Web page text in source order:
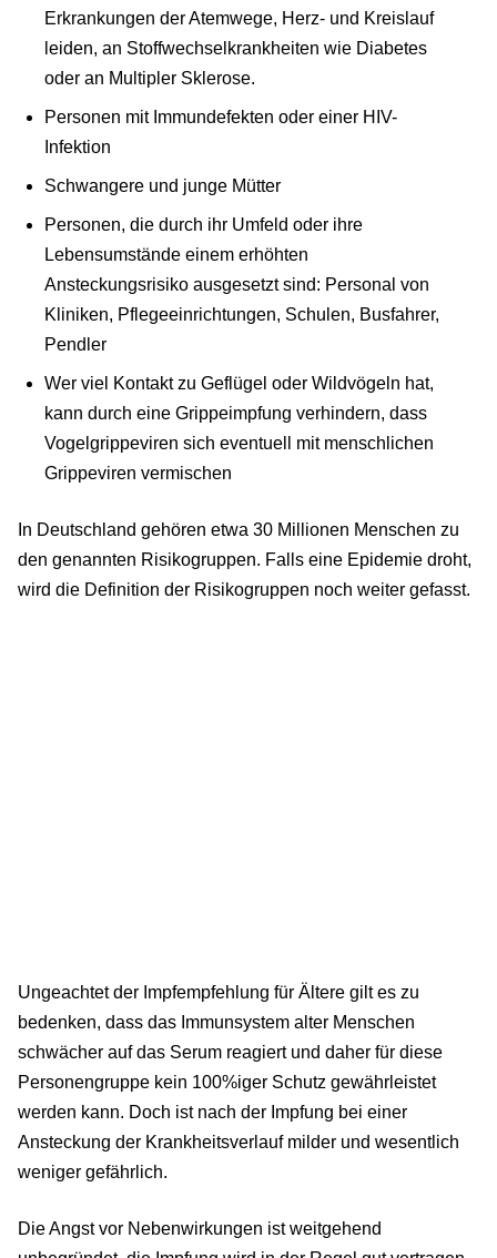
Erkrankungen der Atemwege, Herz- und Kreislauf
leiden, an Stoffwechselkrankheiten wie Diabetes
oder an Multipler Sklerose.
Personen mit Immundefekten oder einer HIV-
Infektion
Schwangere und junge Mütter
Personen, die durch ihr Umfeld oder ihre
Lebensumstände einem erhöhten
Ansteckungsrisiko ausgesetzt sind: Personal von
Kliniken, Pflegeeinrichtungen, Schulen, Busfahrer,
Pendler
Wer viel Kontakt zu Geflügel oder Wildvögeln hat,
kann durch eine Grippeimpfung verhindern, dass
Vogelgrippeviren sich eventuell mit menschlichen
Grippeviren vermischen
In Deutschland gehören etwa 30 Millionen Menschen zu
den genannten Risikogruppen. Falls eine Epidemie droht,
wird die Definition der Risikogruppen noch weiter gefasst.
Ungeachtet der Impfempfehlung für Ältere gilt es zu
bedenken, dass das Immunsystem alter Menschen
schwächer auf das Serum reagiert und daher für diese
Personengruppe kein 100%iger Schutz gewährleistet
werden kann. Doch ist nach der Impfung bei einer
Ansteckung der Krankheitsverlauf milder und wesentlich
weniger gefährlich.
Die Angst vor Nebenwirkungen ist weitgehend